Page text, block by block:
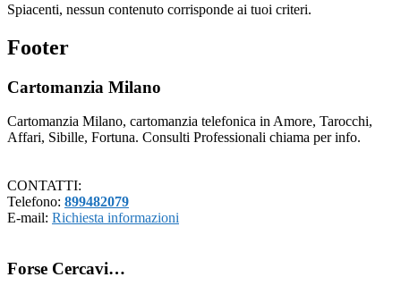
Spiacenti, nessun contenuto corrisponde ai tuoi criteri.
Footer
Cartomanzia Milano
Cartomanzia Milano, cartomanzia telefonica in Amore, Tarocchi,
Affari, Sibille, Fortuna. Consulti Professionali chiama per info.
CONTATTI:
Telefono: 899482079
E-mail: Richiesta informazioni
Forse Cercavi…